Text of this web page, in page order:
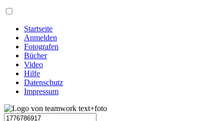
Startseite
Anmelden
Fotografen
Bücher
Video
Hilfe
Datenschutz
Impressum